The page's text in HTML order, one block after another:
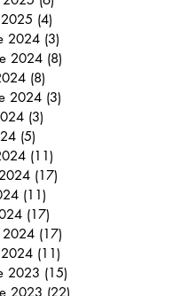
(4)
2024 (3)
2024 (8)
(8)
2024 (3)
(3)
(5)
(11)
(17)
(11)
(17)
2024 (17)
(11)
2023 (15)
2023 (22)